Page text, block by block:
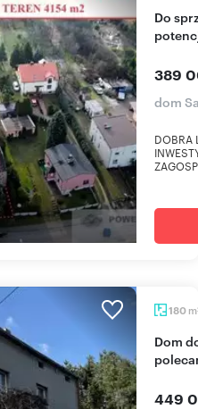
Do sprzedania przestronny dom i grunty z
389
dom
DOBRA
180 m
Dom do remontu z dużą działką 2107 m² -
449